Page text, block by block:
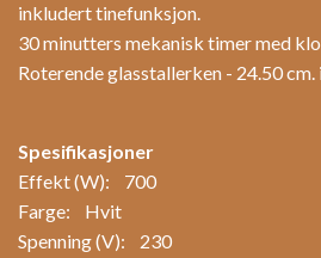
inkludert tinefunksjon.
30 minutters mekanisk timer med
Roterende glasstallerken - 24.50 cm.
Spesifikasjoner
Effekt (W): 700
Farge: Hvit
Spenning (V): 230